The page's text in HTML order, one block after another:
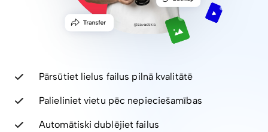
Pārsūtiet lielus failus pilnā kvalitātē
Palieliniet vietu pēc nepieciešamības
Automātiski dublējiet failus